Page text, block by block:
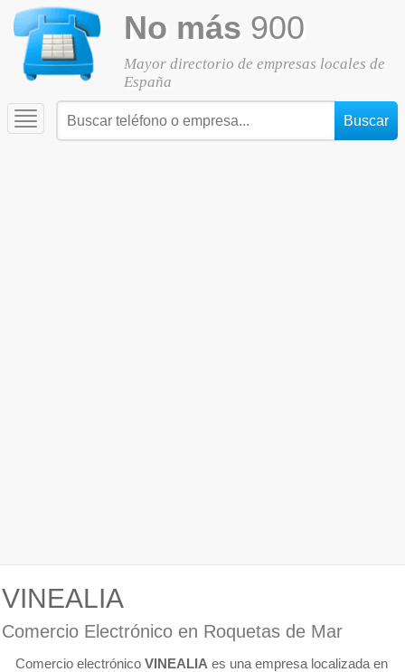
No más 900
Mayor directorio de empresas locales de
España
Toggle
navigation
VINEALIA
Comercio Electrónico en Roquetas de Mar
Comercio electrónico VINEALIA es una empresa localizada en